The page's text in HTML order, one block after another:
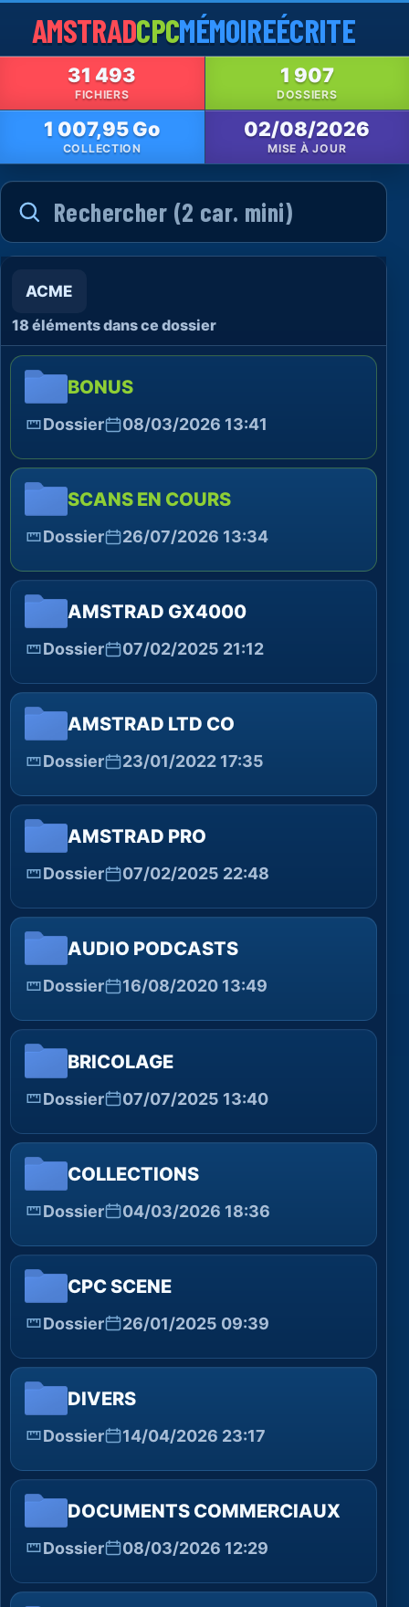
AMSTRADCPCMÉMOIREÉCRITE
31 493
FICHIERS
1 907
DOSSIERS
1 007,95 Go
COLLECTION
02/08/2026
MISE À JOUR
ACME
18 éléments dans ce dossier
BONUS
Dossier 08/03/2026 13:41
SCANS EN COURS
Dossier 26/07/2026 13:34
AMSTRAD GX4000
Dossier 07/02/2025 21:12
AMSTRAD LTD CO
Dossier 23/01/2022 17:35
AMSTRAD PRO
Dossier 07/02/2025 22:48
AUDIO PODCASTS
Dossier 16/08/2020 13:49
BRICOLAGE
Dossier 07/07/2025 13:40
COLLECTIONS
Dossier 04/03/2026 18:36
CPC SCENE
Dossier 26/01/2025 09:39
DIVERS
Dossier 14/04/2026 23:17
DOCUMENTS COMMERCIAUX
Dossier 08/03/2026 12:29